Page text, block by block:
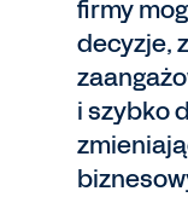
firmy
decyzje,
i szybko